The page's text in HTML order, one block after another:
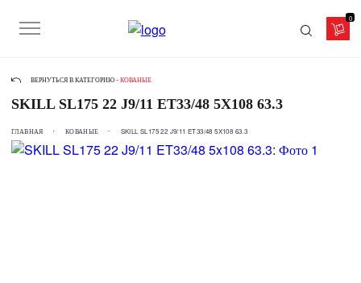
0
ВЕРНУТЬСЯ В КАТЕГОРИЮ - КОВАНЫЕ
SKILL SL175 22 J9/11 ET33/48 5X108 63.3
ГЛАВНАЯ КОВАНЫЕ SKILL SL175 22 J9/11 ET33/48 5X108 63.3